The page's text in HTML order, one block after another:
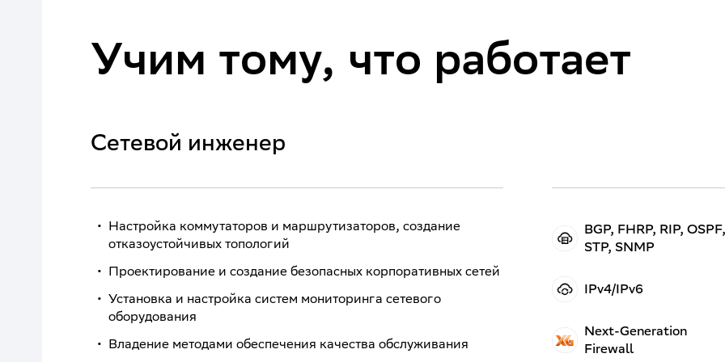
Учим тому, что работает
Сетевой инженер
Настройка коммутаторов и маршрутизаторов, создание
отказоустойчивых топологий
Проектирование и создание безопасных корпоративных сетей
Установка и настройка систем мониторинга сетевого
оборудования
Владение методами обеспечения качества обслуживания
BGP, FHRP, RIP, OSPF,
STP, SNMP
STP, SNMP
коммутации, маршрутизации,
дизайна сетей и не только
IPv4/IPv6
Две версии интернет-протокола, с
которыми работает сетевой инженер.
Next-Generation
Firewall